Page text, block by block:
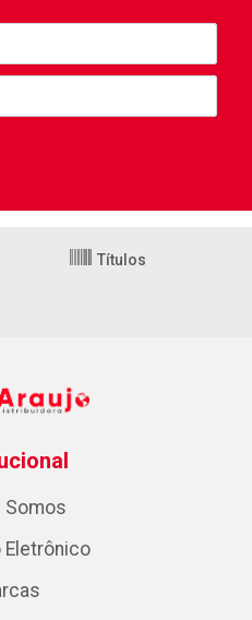
Títulos
Somos
Eletrônico